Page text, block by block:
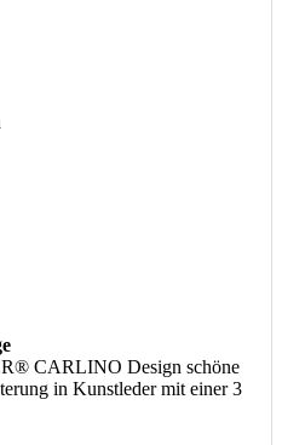
CARLINO Design schöne
in Kunstleder mit einer 3